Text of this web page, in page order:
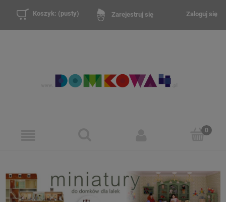
Zarejestruj się Zaloguj się
Koszyk: (pusty)